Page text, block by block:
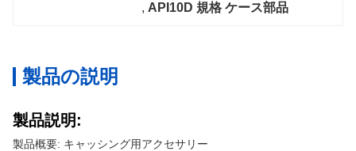
, API10D 規格 ケース部品
製品の説明
製品説明:
製品概要: キャッシング用アクセサリー